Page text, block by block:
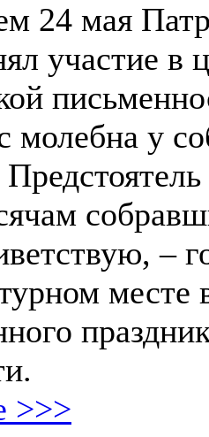
24 мая
участие в
молебна у
–
месте
>>>